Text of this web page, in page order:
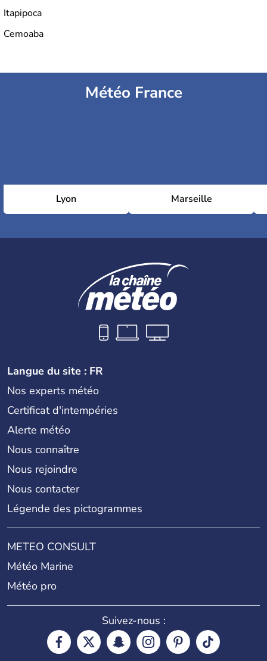
Itapipoca
Cemoaba
Météo France
Lyon Marseille
Langue du site : FR
Nos experts météo
Certificat d'intempéries
Alerte météo
Nous connaître
Nous rejoindre
Nous contacter
Légende des pictogrammes
METEO CONSULT
Météo Marine
Météo pro
Suivez-nous :